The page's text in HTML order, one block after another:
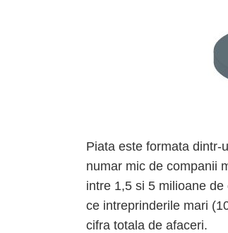
Piata este formata dintr-
numar mic de companii
intre 1,5 si 5 milioane
ce intreprinderile mari
cifra totala de afaceri.